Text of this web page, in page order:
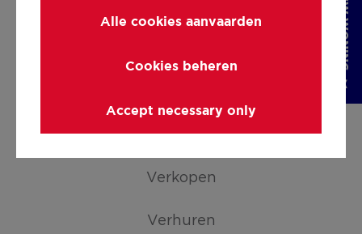
Verkopen
Verhuren
Alle cookies aanvaarden
Cookies beheren
Accept necessary only